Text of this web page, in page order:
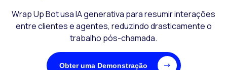
Wrap Up Bot usa IA generativa para resumir interações
entre clientes e agentes, reduzindo drasticamente o
trabalho pós-chamada.
Obter uma Demonstração